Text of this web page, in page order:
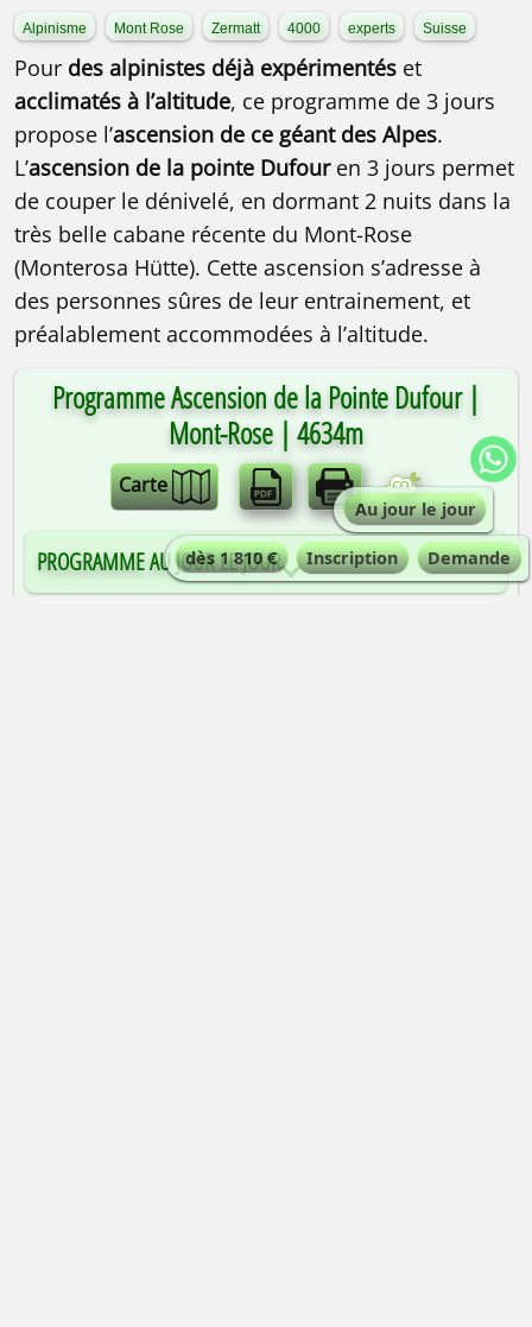
dès 1 810 € Inscription Demande
Au jour le jour
Alpinisme Mont Rose Zermatt 4000 experts Suisse
Pour des alpinistes déjà expérimentés et
acclimatés à l’altitude, ce programme de 3 jours
propose l’ascension de ce géant des Alpes.
L’ascension de la pointe Dufouren 3 jours permet
de couper le dénivelé, en dormant 2 nuits dans la
très belle cabane récente du Mont-Rose
(Monterosa Hütte). Cette ascension s’adresse à
des personnes sûres de leur entrainement, et
préalablement accommodées à l’altitude.
Programme Ascension de la Pointe Dufour |
Mont-Rose | 4634m
Carte
PROGRAMME AU JOUR LE JOUR